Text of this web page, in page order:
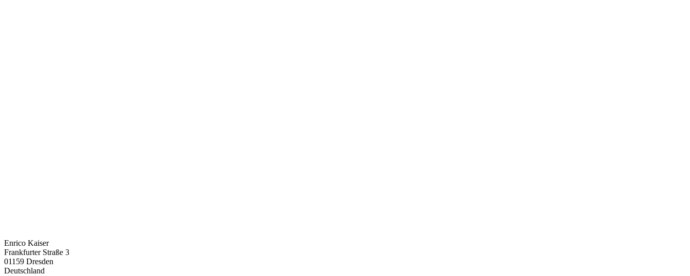
Enrico Kaiser
Frankfurter Straße 3
01159 Dresden
Deutschland